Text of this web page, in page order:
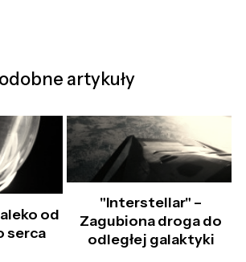
artykuły
od
serca
"Interstellar" –
Zagubiona droga do
odległej galaktyki